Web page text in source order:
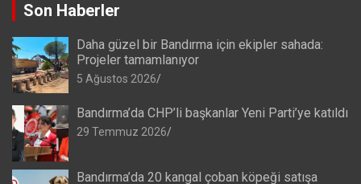
Son Haberler
Daha güzel bir Bandırma için ekipler sahada:
Projeler tamamlanıyor
5 Ağustos 2026
Bandırma’da CHP’li başkanlar Yeni Parti’ye katıldı
29 Temmuz 2026
Bandırma’da 20 kangal çoban köpeği satışa